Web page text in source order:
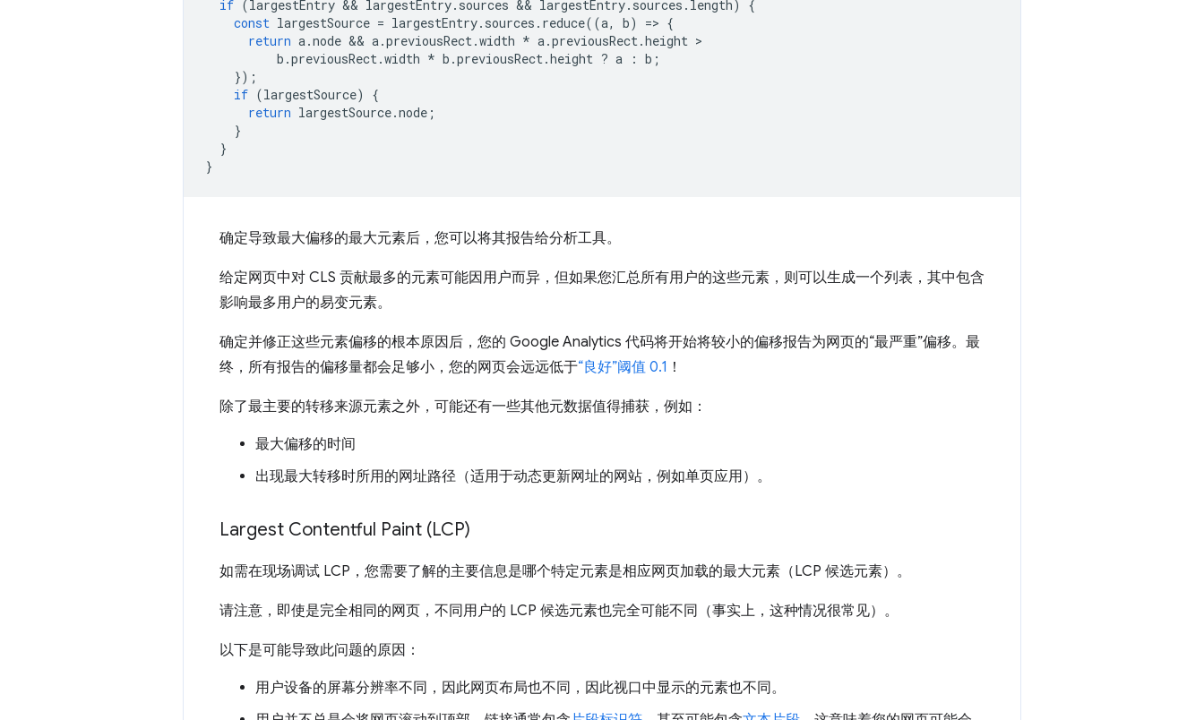
if (largestEntry && largestEntry. sources && largestEntry. sources . length)
{
const largestSource = largestEntry. sources . reduce((a, b) => {
return a.node && a.previousRect.width * a.previousRect.height
b .previousRect.width * b .previousRect.height ? a : b ;
});
if (largestSource)
{
return largestSource.node ;
}
}
}
确定导致最大偏移的最大元素后，您可以将其报告给分析工具。
给定网页中对 CLS 贡献最多的元素可能因用户而异，但如果您汇总所有用户的这些元素，则可以生成一个列表，其中包含
影响最多用户的易变元素。
确定并修正这些元素偏移的根本原因后，您的 Google Analytics 代码将开始将较小的偏移报告为网页的“最严重”偏移。最
终，所有报告的偏移量都会足够小，您的网页会远远低于“良好”阈值 0.1 ！
除了最主要的转移来源元素之外，可能还有一些其他元数据值得捕获，例如：
最大偏移的时间
出现最大转移时所用的网址路径（适用于动态更新网址的网站，例如单页应用）。
Largest Contentful Paint (LCP)
如需在现场调试 LCP，您需要了解的主要信息是哪个特定元素是相应网页加载的最大元素（LCP 候选元素）。
请注意，即使是完全相同的网页，不同用户的 LCP 候选元素也完全可能不同（事实上，这种情况很常见）。
以下是可能导致此问题的原因：
用户设备的屏幕分辨率不同，因此网页布局也不同，因此视口中显示的元素也不同。